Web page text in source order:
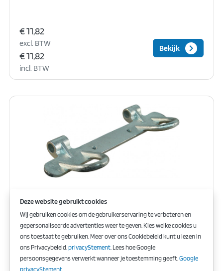
€ 11,82
excl. BTW
€ 11,82
incl. BTW
Bekijk keyboard_arrow_right
Panieksluiting schuifstuk dubbel
€ 21,36
excl. BTW
€ 21,36
keyboard_arrow_right
Deze website gebruikt cookies
Wij gebruiken cookies om de gebruikerservaring te verbeteren en
gepersonaliseerde advertenties weer te geven. Kies welke cookies u
ons toestaat te gebruiken. Meer over ons Cookiebeleid kunt u lezen in
ons Privacybeleid. privacyStement . Lees hoe Google
persoonsgegevens verwerkt wanneer je toestemming geeft. Google
privacyStement